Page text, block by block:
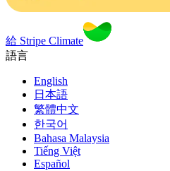
給 Stripe Climate
語言
English
日本語
繁體中文
한국어
Bahasa Malaysia
Tiếng Việt
Español